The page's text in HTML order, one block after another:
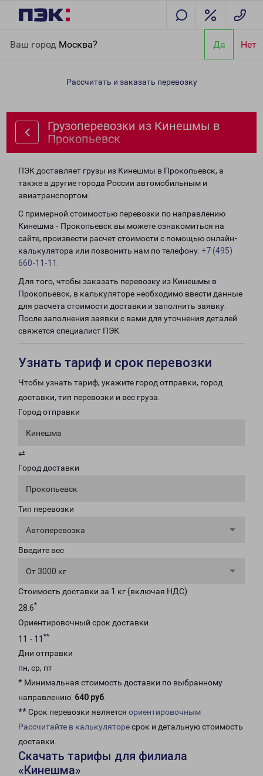
Ваш город Москва? Да Нет
Прокопьевск
Рассчитать и заказать перевозку
Грузоперевозки из Кинешмы в
Прокопьевск
ПЭК доставляет грузы из Кинешмы в Прокопьевск, а
также в другие города России автомобильным и
авиатранспортом.
С примерной стоимостью перевозки по направлению
Кинешма - Прокопьевск вы можете ознакомиться на
сайте, произвести расчет стоимости с помощью онлайн-
калькулятора или позвонить нам по телефону: +7 (495)
660-11-11
Для того, чтобы заказать перевозку из Кинешмы в
Прокопьевск, в калькуляторе необходимо ввести данные
для расчета стоимости доставки и заполнить заявку.
После заполнения заявки с вами для уточнения деталей
свяжется специалист ПЭК.
Узнать тариф и срок перевозки
Чтобы узнать тариф, укажите город отправки, город
доставки, тип перевозки и вес груза.
Город отправки
Кинешма
⇄
Город доставки
Прокопьевск
Тип перевозки
Автоперевозка
Введите вес
От 3000 кг
Стоимость доставки за 1 кг (включая НДС)
28.6*
Ориентировочный срок доставки
11 - 11 **
Дни отправки
пн, ср, пт
* Минимальная стоимость доставки по выбранному
направлению: 640 руб.
** Срок перевозки является ориентировочным
Рассчитайте в калькуляторесрок и детальную стоимость
доставки.
Скачать тарифы для филиала
«Кинешма»